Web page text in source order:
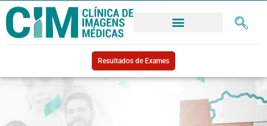
Resultados de Exames